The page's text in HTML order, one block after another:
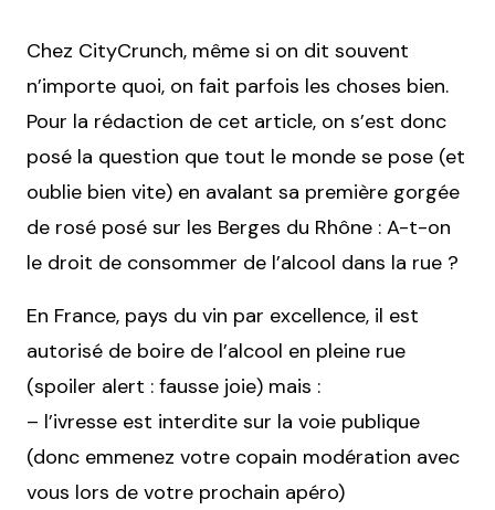
Chez CityCrunch, même si on dit souvent
n’importe quoi, on fait parfois les choses bien.
Pour la rédaction de cet article, on s’est donc
posé la question que tout le monde se pose (et
oublie bien vite) en avalant sa première gorgée
de rosé posé sur les Berges du Rhône : A-t-on
le droit de consommer de l’alcool dans la rue ?
En France, pays du vin par excellence, il est
autorisé de boire de l’alcool en pleine rue
(spoiler alert : fausse joie) mais :
– l’ivresse est interdite sur la voie publique
(donc emmenez votre copain modération avec
vous lors de votre prochain apéro)